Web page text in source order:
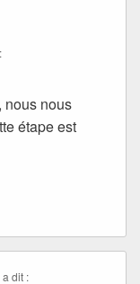
nous nous
étape est
a dit :